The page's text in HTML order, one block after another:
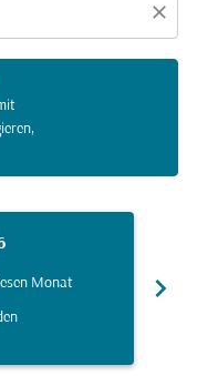
close
Monat chevron_right